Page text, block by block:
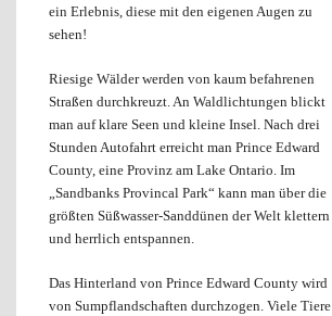
ein Erlebnis, diese mit den eigenen Augen zu
sehen!
Riesige Wälder werden von kaum befahrenen
Straßen durchkreuzt. An Waldlichtungen blickt
man auf klare Seen und kleine Insel. Nach drei
Stunden Autofahrt erreicht man Prince Edward
County, eine Provinz am Lake Ontario. Im
„Sandbanks Provincal Park“ kann man über die
größten Süßwasser-Sanddünen der Welt klettern
und herrlich entspannen.
Das Hinterland von Prince Edward County wird
von Sumpflandschaften durchzogen. Viele Tiere